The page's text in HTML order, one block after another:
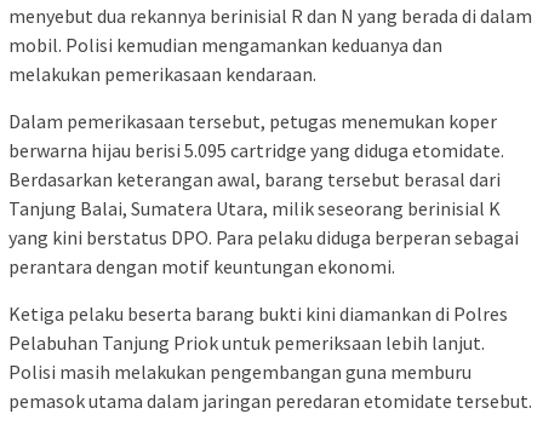
menyebut dua rekannya berinisial R dan N yang berada di dalam
mobil. Polisi kemudian mengamankan keduanya dan
melakukan pemerikasaan kendaraan.
Dalam pemerikasaan tersebut, petugas menemukan koper
berwarna hijau berisi 5.095 cartridge yang diduga etomidate.
Berdasarkan keterangan awal, barang tersebut berasal dari
Tanjung Balai, Sumatera Utara, milik seseorang berinisial K
yang kini berstatus DPO. Para pelaku diduga berperan sebagai
perantara dengan motif keuntungan ekonomi.
Ketiga pelaku beserta barang bukti kini diamankan di Polres
Pelabuhan Tanjung Priok untuk pemeriksaan lebih lanjut.
Polisi masih melakukan pengembangan guna memburu
pemasok utama dalam jaringan peredaran etomidate tersebut.